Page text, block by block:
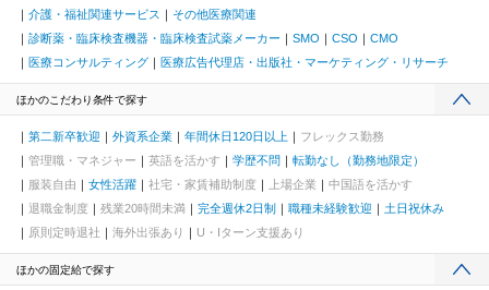
介護・福祉関連サービス
その他医療関連
診断薬・臨床検査機器・臨床検査試薬メーカー
SMO CSO
CMO
医療コンサルティング
医療広告代理店・出版社・マーケティング・リサーチ
ほかのこだわり条件で探す
第二新卒歓迎 外資系企業 年間休日120日以上
フレックス勤務
管理職・マネジャー
英語を活かす 学歴不問
転勤なし（勤務地限定）
服装自由
女性活躍 社宅・家賃補助制度 上場企業
中国語を活かす
退職金制度
残業20時間未満 完全週休2日制 職種未経験歓迎
土日祝休み
原則定時退社
海外出張あり U・Iターン支援あり
ほかの固定給で探す